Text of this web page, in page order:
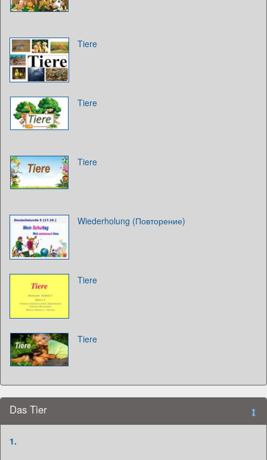
Tiere
Tiere
Tiere
Wiederholung (Повторение)
Tiere
Tiere
Das Tier
1.